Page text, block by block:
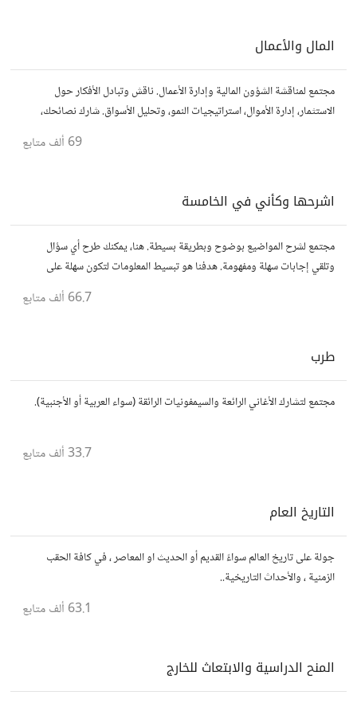
المال والأعمال
مجتمع لمناقشة الشؤون المالية وإدارة الأعمال. ناقش وتبادل الأفكار حول
الاستثمار، إدارة الأموال، استراتيجيات النمو، وتحليل الأسواق. شارك نصائحك،
69 ألف متابع
اشرحها وكأني في الخامسة
مجتمع لشرح المواضيع بوضوح وبطريقة بسيطة. هنا، يمكنك طرح أي سؤال
وتلقي إجابات سهلة ومفهومة. هدفنا هو تبسيط المعلومات لتكون سهلة على
66.7 ألف متابع
طرب
مجتمع لتشارك الأغاني الرائعة والسيمفونيات الرائقة (سواء العربية أو الأجنبية).
33.7 ألف متابع
التاريخ العام
جولة على تاريخ العالم سواءً القديم أو الحديث او المعاصر ، في كافة الحقب
الزمنية ، والأحداث التاريخية..
63.1 ألف متابع
المنح الدراسية والابتعاث للخارج